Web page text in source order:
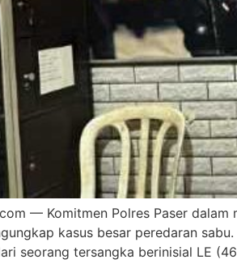
— Komitmen Polres Paser
kasus besar peredaran
seorang tersangka berinisial LE